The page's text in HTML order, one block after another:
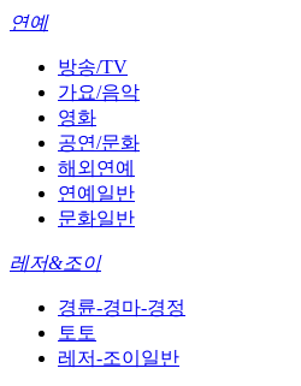
연예
방송/TV
가요/음악
영화
공연/문화
해외연예
연예일반
문화일반
레저&조이
경륜-경마-경정
토토
레저-조이일반